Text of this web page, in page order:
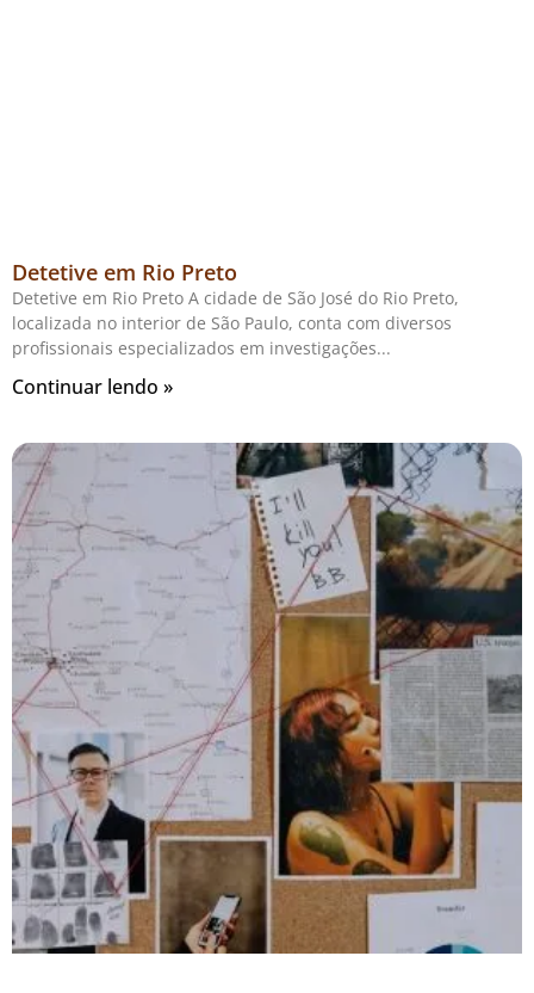
Detetive em Rio Preto
Detetive em Rio Preto A cidade de São José do Rio Preto,
localizada no interior de São Paulo, conta com diversos
profissionais especializados em investigações
Continuar lendo »